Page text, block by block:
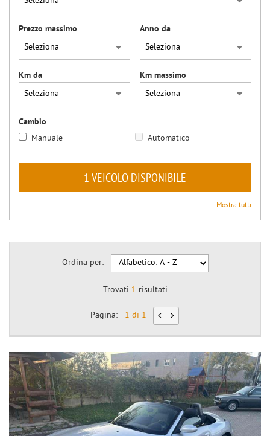
Prezzo massimo Anno da
Km da Km massimo
Cambio
Manuale
Automatico
1 VEICOLO DISPONIBILE
Mostra tutti
Ordina per:
Trovati 1 risultati
Pagina: 1 di 1